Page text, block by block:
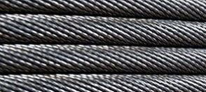
HW A halka 1-2 bacak
HW Halka grubu 3-4 bacak
HW SA25 geniş halka
HW SA16 geniş halka
HW A1 halka 1 bacak